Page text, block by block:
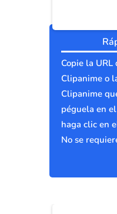
Copie la
Clipanime o
Clipanime
péguela en
haga clic en
No se